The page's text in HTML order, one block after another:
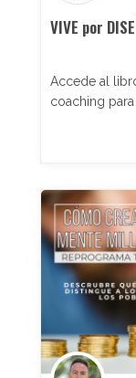
VIVE por
Accede al
coaching